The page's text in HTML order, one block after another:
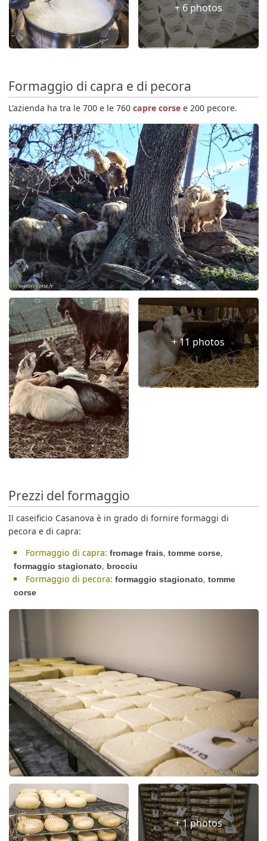
+ 6 photos
Formaggio di capra e di pecora
L'azienda ha tra le 700 e le 760capre corse e 200 pecore.
+ 11 photos
Prezzi del formaggio
Il caseificio Casanova è in grado di fornire formaggi di
pecora e di capra:
Formaggio di capra: fromage frais, tomme corse,
formaggio stagionato, brocciu
Formaggio di pecora: formaggio stagionato, tomme
corse
+ 1 photos